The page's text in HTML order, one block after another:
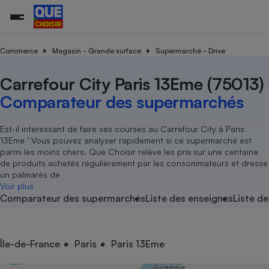
Commerce Magasin - Grande surface Supermarché - Drive
Carrefour City Paris 13Eme (75013)
Comparateur des supermarchés
Est-il intéressant de faire ses courses au Carrefour City à Paris
13Eme ’ Vous pouvez analyser rapidement si ce supermarché est
parmi les moins chers. Que Choisir relève les prix sur une centaine
de produits achetés régulièrement par les consommateurs et dresse
un palmarès de
Voir plus
Comparateur des supermarchésListe des enseignesListe
Île-de-France Paris Paris 13Eme
Additifs
Nutrition
Assurance auto
Magasin - Grande surface
Méthode de vente -
Organismes de défense
Système judiciairegratuit
Déchet
Achat - Vente - Travaux
Location
Sport
électrique
Démarche administrative
Senior
Service marchand
Train
Transport aérien
Toutes les actualités
Enquêtes
Guides d'achat
Conseils
Brèves
Tous les services
Soumettre un litige
Lettres types
Rencontrer une association locale
Tous nos combats
Nos actions
Nos grandes victoires
Les billets de la présidente
Nos associations locales
Nous rejoindre
En savoir plus sur Que Choisir Ensemble
L’association
Nos missions
Notre méthodologie
Notre financement
Nos partenaires
Nous rejoindre